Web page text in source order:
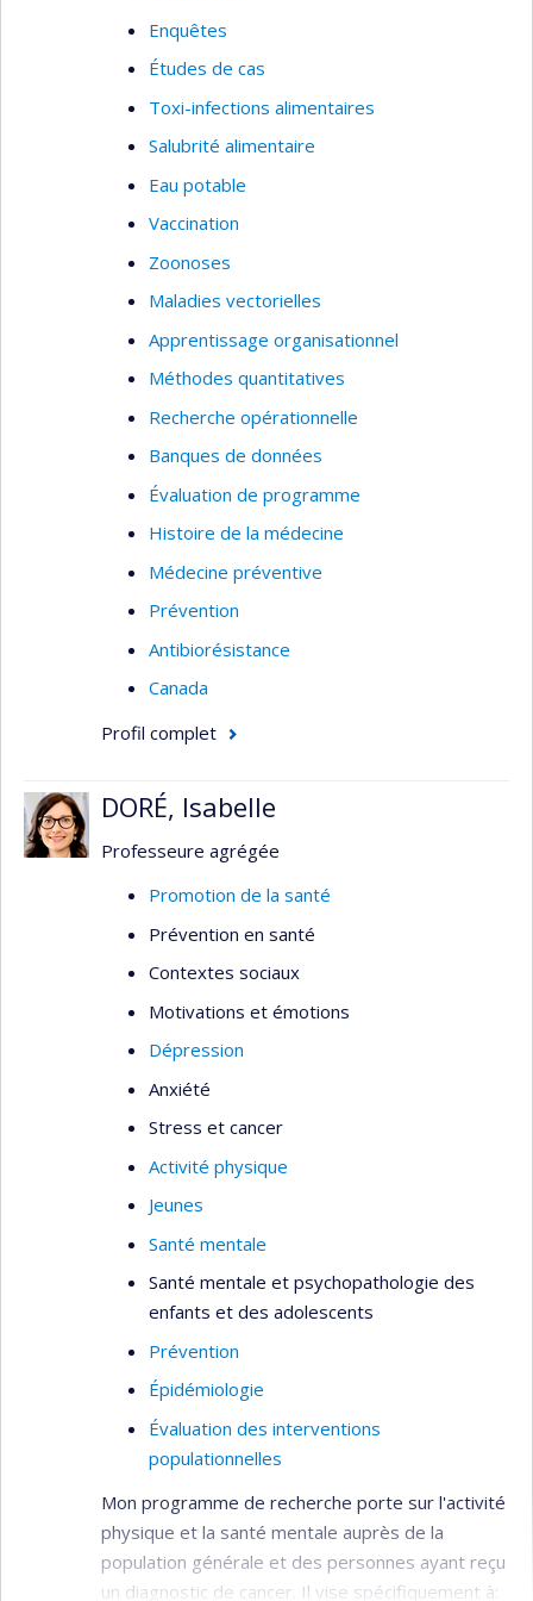
Enquêtes
Études de cas
Toxi-infections alimentaires
Salubrité alimentaire
Eau potable
Vaccination
Zoonoses
Maladies vectorielles
Apprentissage organisationnel
Méthodes quantitatives
Recherche opérationnelle
Banques de données
Évaluation de programme
Histoire de la médecine
Médecine préventive
Prévention
Antibiorésistance
Canada
Profil complet
DORÉ, Isabelle
Professeure agrégée
Promotion de la santé
Prévention en santé
Contextes sociaux
Motivations et émotions
Dépression
Anxiété
Stress et cancer
Activité physique
Jeunes
Santé mentale
Santé mentale et psychopathologie des
enfants et des adolescents
Prévention
Épidémiologie
Évaluation des interventions
populationnelles
Mon programme de recherche porte sur l'activité
physique et la santé mentale auprès de la
population générale et des personnes ayant reçu
un diagnostic de cancer. Il vise spécifiquement à: